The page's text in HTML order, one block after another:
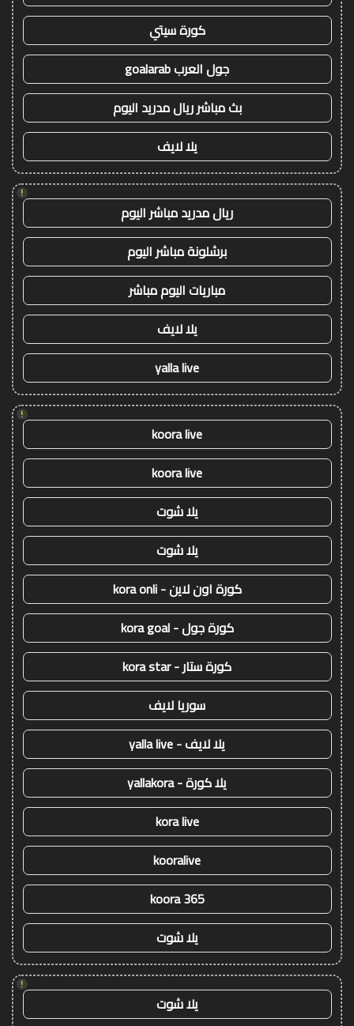
كورة سيتي
جول العرب goalarab
بث مباشر ريال مدريد اليوم
يلا لايف
!
ريال مدريد مباشر اليوم
برشلونة مباشر اليوم
مباريات اليوم مباشر
يلا لايف
yalla live
!
koora live
koora live
يلا شوت
يلا شوت
كورة اون لاين - kora onli
كورة جول - kora goal
كورة ستار - kora star
سوريا لايف
يلا لايف - yalla live
يلا كورة - yallakora
kora live
kooralive
koora 365
يلا شوت
!
يلا شوت